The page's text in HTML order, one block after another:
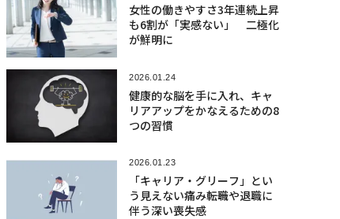
女性の働きやすさ3年連続上昇
も6割が「実感ない」 二極化
が鮮明に
2026.01.24
健康的な脳を手に入れ、キャ
リアアップをかなえるための8
つの習慣
2026.01.23
「キャリア・グリーフ」とい
う見えない痛み――転職や退職に
伴う深い喪失感